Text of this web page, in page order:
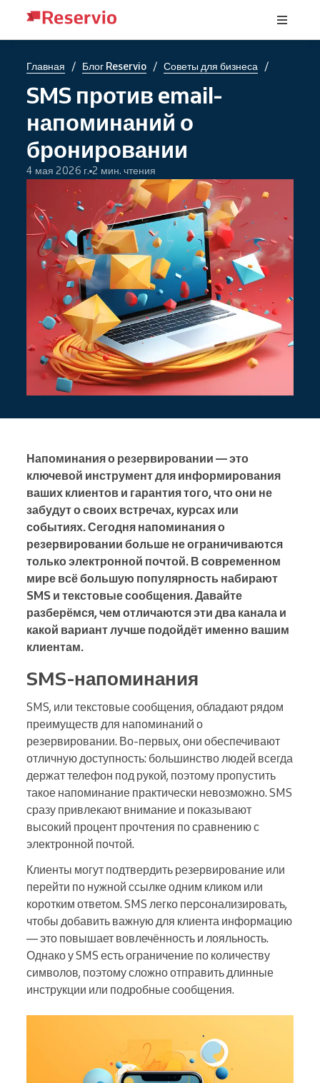
Главная / Блог Reservio / Советы для бизнеса /
SMS против email-
напоминаний о
бронировании
4 мая 2026 г. 2 мин. чтения
Напоминания о резервировании — это
ключевой инструмент для информирования
ваших клиентов и гарантия того, что они не
забудут о своих встречах, курсах или
событиях. Сегодня напоминания о
резервировании больше не ограничиваются
только электронной почтой. В современном
мире всё большую популярность набирают
SMS и текстовые сообщения. Давайте
разберёмся, чем отличаются эти два канала и
какой вариант лучше подойдёт именно вашим
клиентам.
SMS-напоминания
SMS, или текстовые сообщения, обладают рядом
преимуществ для напоминаний о
резервировании. Во-первых, они обеспечивают
отличную доступность: большинство людей всегда
держат телефон под рукой, поэтому пропустить
такое напоминание практически невозможно. SMS
сразу привлекают внимание и показывают
высокий процент прочтения по сравнению с
электронной почтой.
Клиенты могут подтвердить резервирование или
перейти по нужной ссылке одним кликом или
коротким ответом. SMS легко персонализировать,
чтобы добавить важную для клиента информацию
— это повышает вовлечённость и лояльность.
Однако у SMS есть ограничение по количеству
символов, поэтому сложно отправить длинные
инструкции или подробные сообщения.